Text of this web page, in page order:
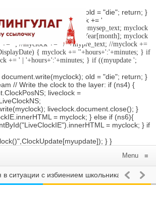
document.write(myclock); old = "die"; return; }
{ myclock = ''; myclock += '
+= ' '; //myclock += ' '+mysep_text; myclock
'+mday+mn+' '+MonthsOfYear[month]; myclock
'
'; //myclock += ' / '+mypre_text; //myclock +=
{ myclock += ''+hours+':'+minutes; } if
+= ' | '+hours+':'+minutes; } if ((myupdate ';
old = "die"; return; }
// Write the clock to the layer: if (ns4) {
liveclock =
liveclock.document.close(); }
= myclock; } else if (ns6){
= myclock; } if
} }
Menu ≡
с избиением школьника на уроке